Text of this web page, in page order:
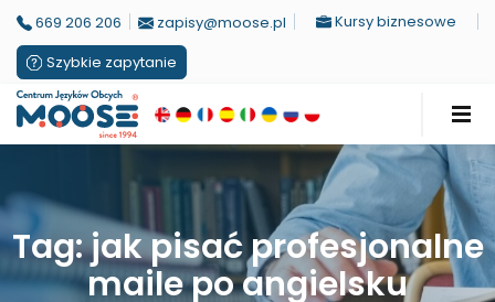
669 206 206 zapisy@moose.pl
Kursy biznesowe
Szybkie zapytanie
Tag: jak pisać profesjonalne
maile po angielsku